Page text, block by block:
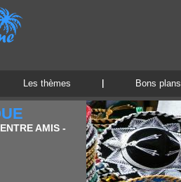
Les thèmes Bons plans
AMIS -